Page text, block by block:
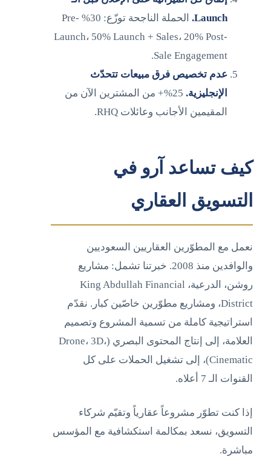
Launch.
الحملة الناجحة توزّع: 30% Pre-
Launch، 50% Launch + Sales، 20% Post-
Sale Engagement.
عدم تخصيص فرق مبيعات تتحدّث
الإنجليزية.
25%+ من المشترين الآن من
المقيمين الأجانب وعائلات RHQ.
كيف تساعد آرو في
التسويق العقاري
نعمل مع المطوّرين العقاريين السعوديين
والوافدين منذ 2008. خبرتنا تشمل: مشاريع
روشن، الدرعية، King Abdullah Financial
District، ومشاريع مطوّرين خاصّين كبار. نقدّم
استراتيجية كاملة من تسمية المشروع وتصميم
العلامة، إلى إنتاج المحتوى البصري (Drone، 3D،
Cinematic)، إلى تشغيل الحملات على كل
القنوات الـ 7 أعلاه.
إذا كنت تطوّر مشروعاً عقارياً وتقيّم شركاء
التسويق، نسعد بمكالمة استكشافية مع المؤسس
مباشرة.